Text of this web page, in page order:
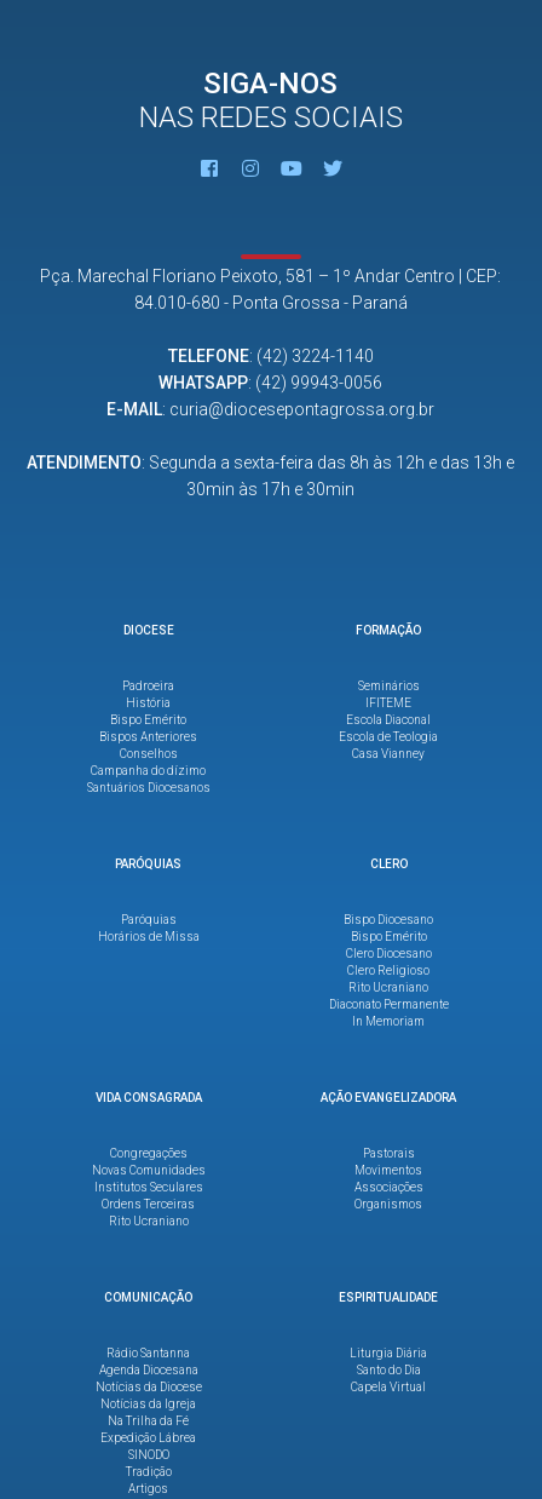
SIGA-NOS
NAS REDES SOCIAIS
Pça. Marechal Floriano Peixoto, 581 – 1º Andar Centro | CEP:
84.010-680 - Ponta Grossa - Paraná
TELEFONE: (42) 3224-1140
WHATSAPP: (42) 99943-0056
E-MAIL: curia@diocesepontagrossa.org.br
ATENDIMENTO: Segunda a sexta-feira das 8h às 12h e das 13h e
30min às 17h e 30min
DIOCESE
Padroeira
História
Bispo Emérito
Bispos Anteriores
Conselhos
Campanha do dízimo
Santuários Diocesanos
FORMAÇÃO
Seminários
IFITEME
Escola Diaconal
Escola de Teologia
Casa Vianney
PARÓQUIAS
Paróquias
Horários de Missa
CLERO
Bispo Diocesano
Bispo Emérito
Clero Diocesano
Clero Religioso
Rito Ucraniano
Diaconato Permanente
In Memoriam
VIDA CONSAGRADA
Congregações
Novas Comunidades
Institutos Seculares
Ordens Terceiras
Rito Ucraniano
AÇÃO EVANGELIZADORA
Pastorais
Movimentos
Associações
Organismos
COMUNICAÇÃO
Rádio Santanna
Agenda Diocesana
Notícias da Diocese
Notícias da Igreja
Na Trilha da Fé
Expedição Lábrea
SINODO
Tradição
Artigos
ESPIRITUALIDADE
Liturgia Diária
Santo do Dia
Capela Virtual